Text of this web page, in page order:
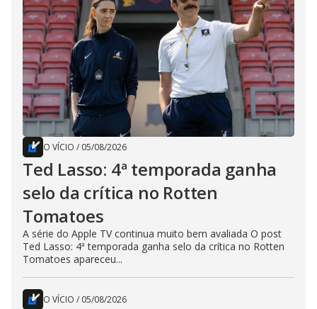
O VÍCIO / 05/08/2026
Ted Lasso: 4ª temporada ganha
selo da crítica no Rotten
Tomatoes
A série do Apple TV continua muito bem avaliada O post
Ted Lasso: 4ª temporada ganha selo da crítica no Rotten
Tomatoes apareceu...
O VÍCIO / 05/08/2026